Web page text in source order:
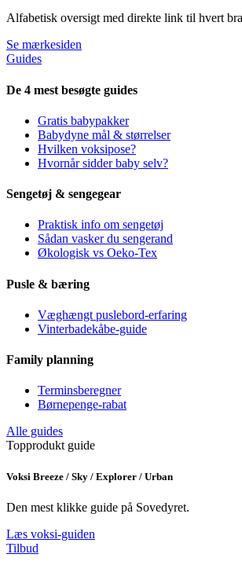
Alfabetisk oversigt med direkte link til hvert
Se mærkesiden
Guides
De 4 mest besøgte guides
Gratis babypakker
Babydyne mål & størrelser
Hvilken voksipose?
Hvornår sidder baby selv?
Sengetøj & sengegear
Praktisk info om sengetøj
Sådan vasker du sengerand
Økologisk vs Oeko-Tex
Pusle & bæring
Væghængt puslebord-erfaring
Vinterbadekåbe-guide
Family planning
Terminsberegner
Børnepenge-rabat
Alle guides
Topprodukt guide
Voksi Breeze / Sky / Explorer / Urban
Den mest klikke guide på Sovedyret.
Læs voksi-guiden
Tilbud